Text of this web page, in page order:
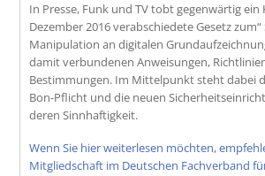
In Presse, Funk und TV tobt gegenwärtig ein
Dezember 2016 verabschiedete Gesetz
Manipulation an digitalen
damit verbundenen Anweisungen,
Bestimmungen. Im Mittelpunkt steht dabei
Bon-Pflicht und die neuen
deren Sinnhaftigkeit.
Wenn Sie hier weiterlesen möchten,
Mitgliedschaft im Deutschen Fachverband